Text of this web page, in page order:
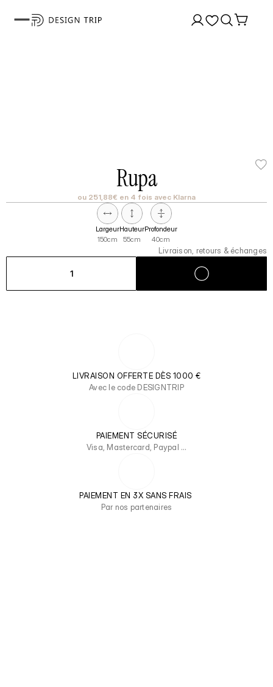
Rupa
ou 251,88€ en 4 fois avec Klarna
Largeur
150cm
Hauteur
55cm
Profondeur
40cm
Livraison, retours & échanges
1
LIVRAISON OFFERTE DÈS 1000 €
Avec le code DESIGNTRIP
PAIEMENT SÉCURISÉ
Visa, Mastercard, Paypal …
PAIEMENT EN 3X SANS FRAIS
Par nos partenaires